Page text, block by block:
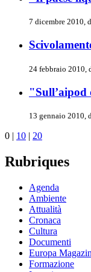
7 dicembre 2010,
24 febbraio 2010,
"Sull’aipod
13 gennaio 2010,
0 | 10 | 20
Rubriques
Agenda
Ambiente
Attualità
Cronaca
Cultura
Documenti
Europa
Formazione